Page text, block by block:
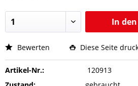
In den
Bewerten Diese Seite
Artikel-Nr.:
120913